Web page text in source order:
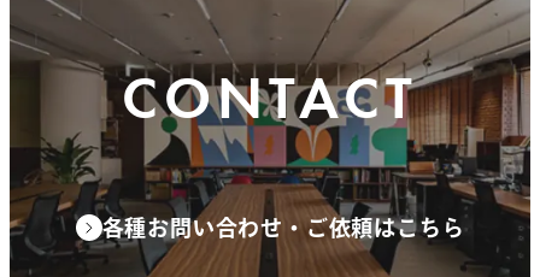
CONTACT
各種お問い合わせ・ご依頼はこちら